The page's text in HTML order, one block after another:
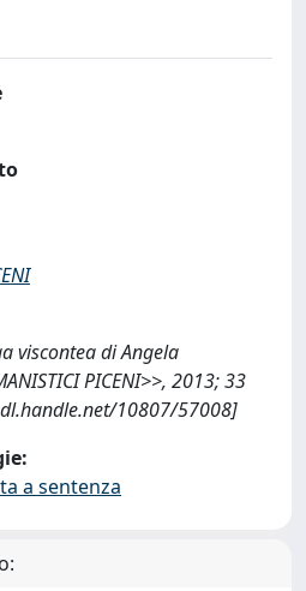
viscontea di Angela
PICENI>>, 2013; 33
10807/57008]
a sentenza